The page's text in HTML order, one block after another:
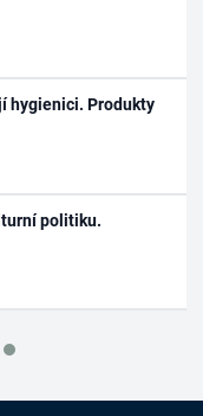
hygienici. Produkty
politiku.